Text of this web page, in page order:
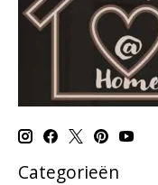
Categorieën